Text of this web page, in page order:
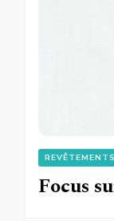
REVÊTEMENTS
Focus